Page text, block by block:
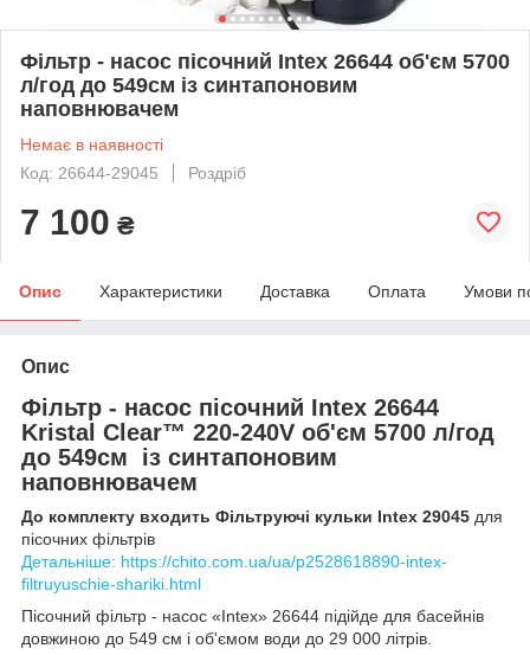
Фільтр - насос пісочний Intex 26644 об'єм 5700
л/год до 549см із синтапоновим
наповнювачем
Немає в наявності
Код: 26644-29045
Роздріб
7 100 ₴
Опис Характеристики Доставка Оплата Умови
Опис
Фільтр - насос пісочний Intex 26644
Kristal Clear™ 220-240V об'єм 5700 л/год
до 549см із синтапоновим
наповнювачем
До комплекту входить Фільтруючі кульки Intex 29045 для
пісочних фільтрів
Детальніше: https://chito.com.ua/ua/p2528618890-intex-
filtruyuschie-shariki.html
Пісочний фільтр - насос «Intex» 26644 підійде для басейнів
довжиною до 549 см і об'ємом води до 29 000 літрів.